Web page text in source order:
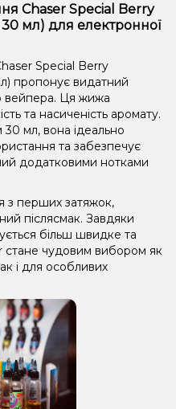
Chaser Special Berry
мл) для електронної
Special Berry
пропонує видатний
вейпера. Ця жижа
та насиченість аромату.
мл, вона ідеально
та забезпечує
додатковими нотками
з перших затяжок,
післясмак. Завдяки
більш швидке та
стане чудовим вибором як
і для особливих